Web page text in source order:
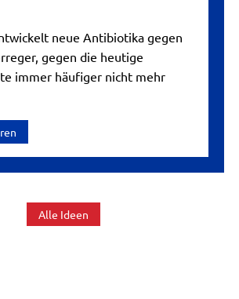
neue Antibiotika gegen
gegen die heutige
immer häufiger nicht mehr
Alle Ideen